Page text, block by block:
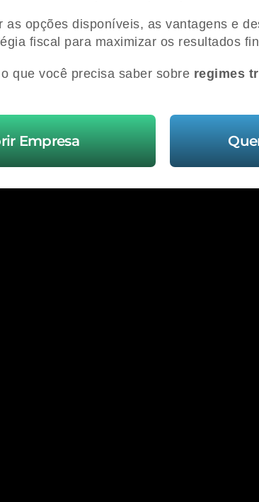
as opções disponíveis, as vantagens e
fiscal para maximizar os resultados
que você precisa saber sobre regimes
Empresa